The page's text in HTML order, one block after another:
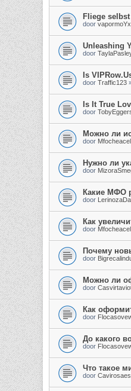
Fliege
door
Unleashing
door
Is
door Traffic123
Is It True
door
Можно ли
door
Нужно ли
door
Какие МФО
door
Как
door
Почему
door
Можно ли
door
Как
door
До какого
door
Что такое
door